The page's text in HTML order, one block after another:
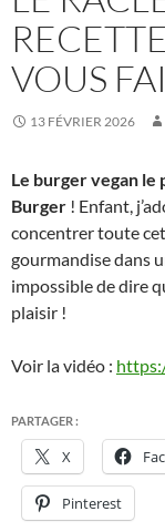
VOUS
13 FÉVRIER 2026
Le burger vegan le
Burger ! Enfant,
concentrer toute
gourmandise dans
impossible de dire
plaisir !
Voir la vidéo :
PARTAGER :
X
Pinterest